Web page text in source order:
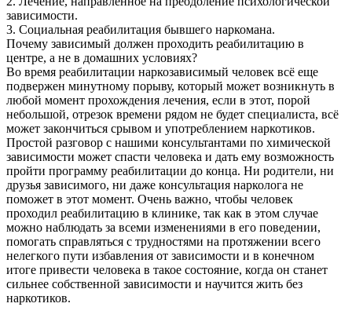
зависимости.
3. Социальная реабилитация бывшего наркомана.
Почему зависимый должен проходить реабилитацию в
центре, а не в домашних условиях?
Во время реабилитации наркозависимый человек всё еще
подвержен минутному порыву, который может возникнуть в
любой момент прохождения лечения, если в этот, порой
небольшой, отрезок времени рядом не будет специалиста, всё
может закончиться срывом и употреблением наркотиков.
Простой разговор с нашими консультантами по химической
зависимости может спасти человека и дать ему возможность
пройти программу реабилитации до конца. Ни родители, ни
друзья зависимого, ни даже консультация нарколога не
поможет в этот момент. Очень важно, чтобы человек
проходил реабилитацию в клинике, так как в этом случае
можно наблюдать за всеми изменениями в его поведении,
помогать справляться с трудностями на протяжении всего
нелегкого пути избавления от зависимости и в конечном
итоге привести человека в такое состояние, когда он станет
сильнее собственной зависимости и научится жить без
наркотиков.